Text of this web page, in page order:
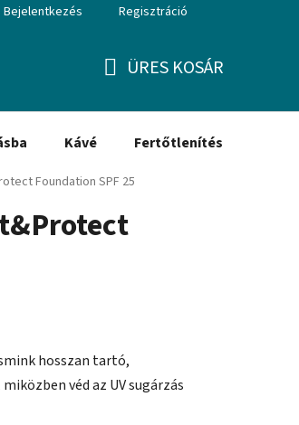
Bejelentkezés Regisztráció
ÜRES KOSÁR
Kávé Fertőtlenítés
Foundation SPF 25
hosszan tartó,
véd az UV sugárzás